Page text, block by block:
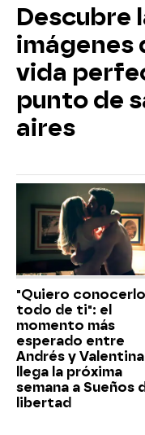
Descubre
imágenes
vida
punto de
aires
"Quiero conocerlo
todo de ti": el
momento más
esperado entre
Andrés y Valentina
llega la próxima
semana a Sueños
libertad